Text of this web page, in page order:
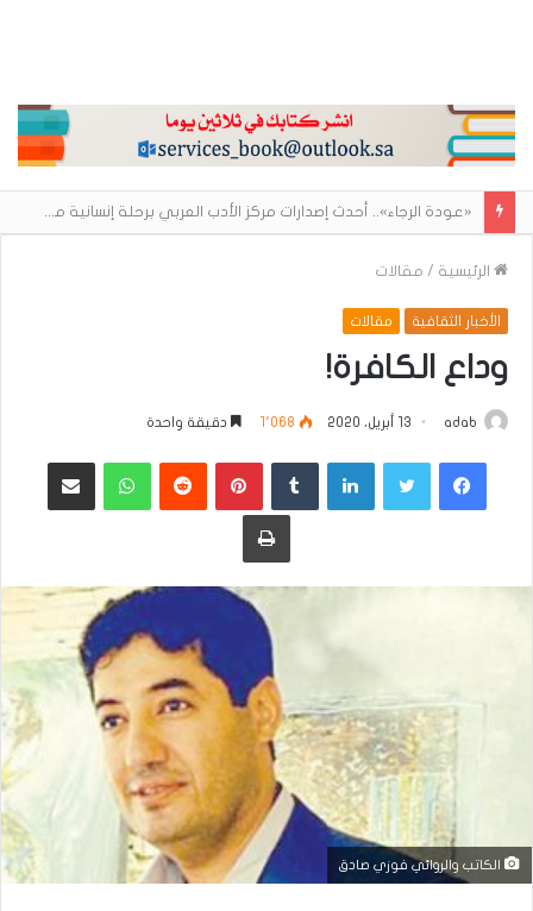
«الكتاب المفقود».. رواية فانتازية جديدة تكشف أسرار دار أيتام تحاصرها اللعنات والجرائم
الرئيسية / مقالات
الأخبار الثقافية مقالات
وداع الكافرة!
adab 13 أبريل، 2020 1٬068 دقيقة واحدة
فيسبوكتويتر لينكدإن ‏Tumblr بينتيريست
‏Reddit واتساب مشاركة عبر البريد
طباعة
الكاتب والروائي فوزي صادق